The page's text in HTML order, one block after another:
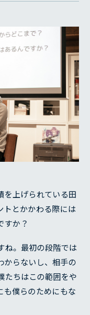
を上げられている田
トとかかわる際には
すか？
ね。最初の段階では
からないし、相手の
たちはこの範囲をや
も僕らのためにもな